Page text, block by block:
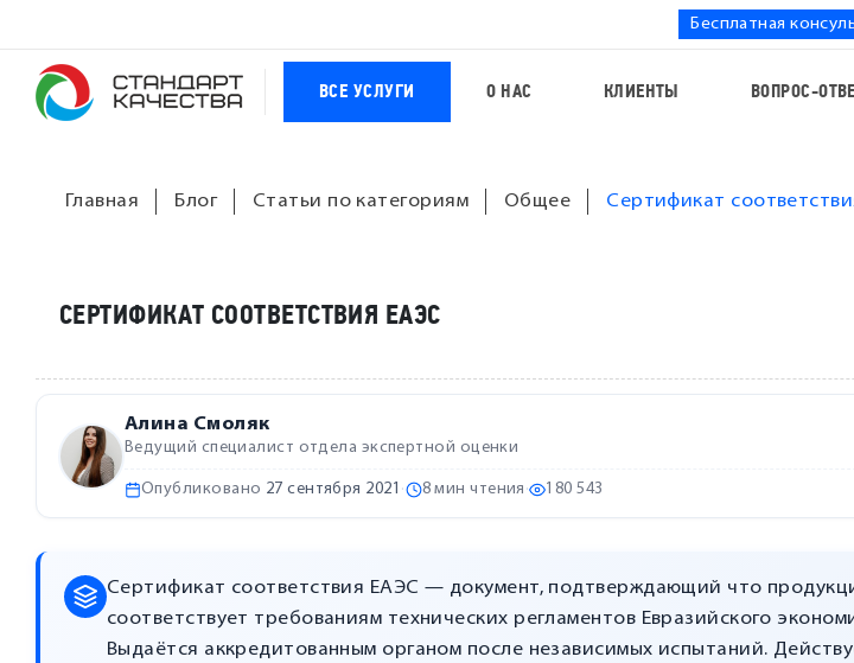
Бесплатная
ВСЕ УСЛУГИ О НАС КЛИЕНТЫ ВОПРОС-
Главная Блог Статьи по категориям Общее Сертификат
СЕРТИФИКАТ СООТВЕТСТВИЯ ЕАЭС
Алина Смоляк
Ведущий специалист отдела экспертной оценки
Опубликовано 27 сентября 2021 · 8 мин чтения · 180 543
Сертификат соответствия ЕАЭС — документ, подтверждающий что
соответствует требованиям технических регламентов Евразийского
Выдаётся аккредитованным органом после независимых испытаний.